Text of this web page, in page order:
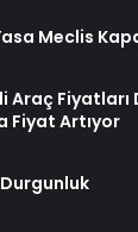
Meclis
Araç
Fiyat Artıyor